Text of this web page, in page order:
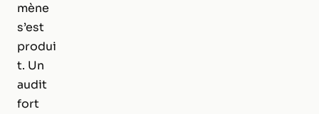
mène
s’est
produi
t. Un
audit
fort